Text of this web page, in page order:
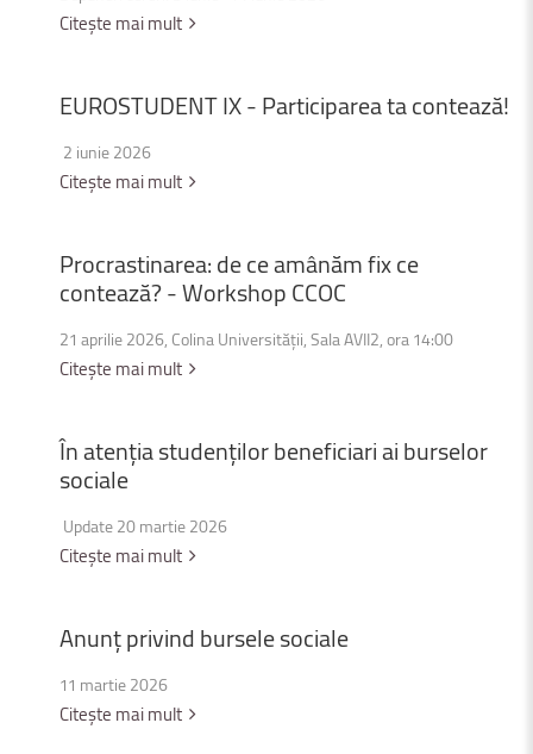
Citește mai mult
EUROSTUDENTIX-Participareatacontează!
2 iunie 2026
Citește mai mult
Procrastinarea:deceamânămfixce
contează?-WorkshopCCOC
21 aprilie 2026, Colina Universității, Sala AVII2, ora 14:00
Citește mai mult
Înatențiastudențilorbeneficiariaiburselor
sociale
Update 20 martie 2026
Citește mai mult
Anunțprivindburselesociale
11 martie 2026
Citește mai mult